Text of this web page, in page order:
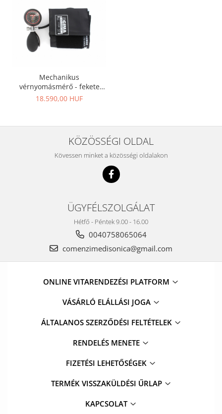
Mechanikus
vérnyomásmérő - fekete
(32725)
18.590,00 HUF
KÖZÖSSÉGI OLDAL
Kövessen minket a közösségi oldalakon
ÜGYFÉLSZOLGÁLAT
Hétfő - Péntek 9.00 - 16.00
0040758065064
comenzimedisonica@gmail.com
ONLINE VITARENDEZÉSI PLATFORM
VÁSÁRLÓ ELÁLLÁSI JOGA
ÁLTALANOS SZERZŐDÉSI FELTÉTELEK
RENDELÉS MENETE
FIZETÉSI LEHETŐSÉGEK
TERMÉK VISSZAKÜLDÉSI ŰRLAP
KAPCSOLAT